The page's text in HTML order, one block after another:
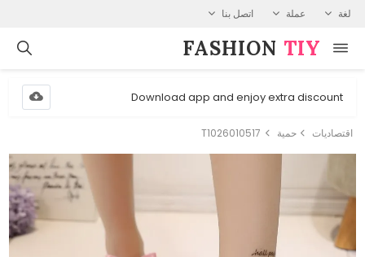
لغة عملة اتصل بنا
FASHION⁠ TIY
Download app and enjoy extra discount
اقتصاديات حمية T1026010517